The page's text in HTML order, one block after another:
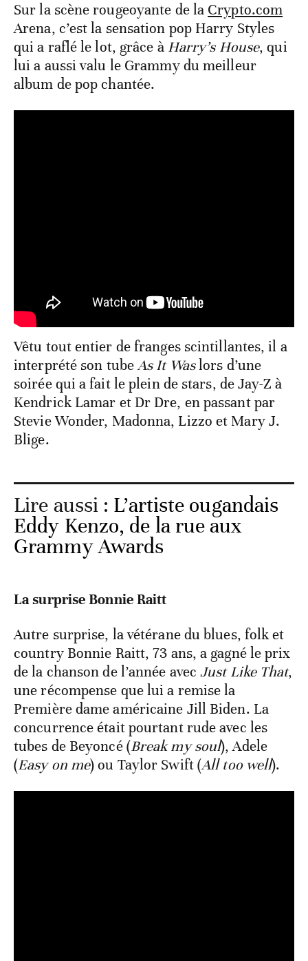
Sur la scène rougeoyante de la Crypto.com
Arena, c’est la sensation pop Harry Styles
qui a raflé le lot, grâce à Harry’s House, qui
lui a aussi valu le Grammy du meilleur
album de pop chantée.
Vêtu tout entier de franges scintillantes, il a
interprété son tubeAs It Waslors d’une
soirée qui a fait le plein de stars, de Jay-Z à
Kendrick Lamar et Dr Dre, en passant par
Stevie Wonder, Madonna, Lizzo et Mary J.
Blige.
Lire aussi : L’artiste ougandais
Eddy Kenzo, de la rue aux
Grammy Awards
La surprise Bonnie Raitt
Autre surprise, la vétérane du blues, folk et
country Bonnie Raitt, 73 ans, a gagné le prix
de la chanson de l’année avecJust Like That,
une récompense que lui a remise la
Première dame américaine Jill Biden. La
concurrence était pourtant rude avec les
tubes de Beyoncé (Break my soul), Adele
(Easy on me) ou Taylor Swift (All too well).